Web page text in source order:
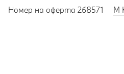
Номер на оферта 268571 М